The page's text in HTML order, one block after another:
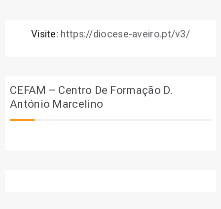
Visite: https://diocese-aveiro.pt/v3/
CEFAM – Centro De Formação D.
António Marcelino